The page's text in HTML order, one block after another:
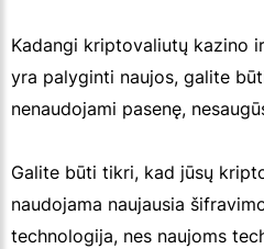
Kadangi kriptovaliutų kazino
yra palyginti naujos, galite
nenaudojami pasenę,
Galite būti tikri, kad jūsų
naudojama naujausia
technologija, nes naujoms